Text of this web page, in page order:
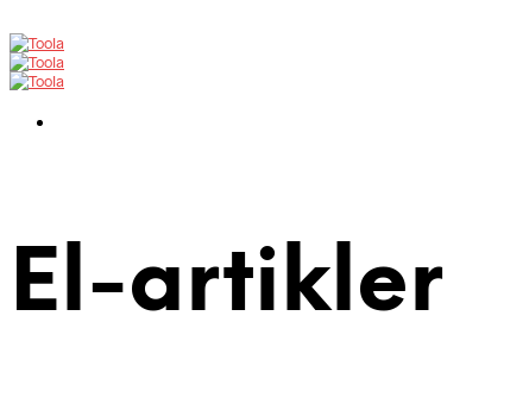
El-artikler